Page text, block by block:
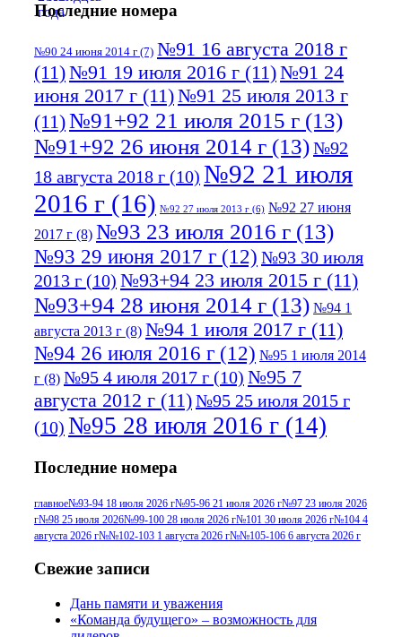
Последние номера
№90 24 июня 2014 г (7) №91 16 августа 2018 г
(11)№91 19 июля 2016 г (11)№91 24
июня 2017 г (11)№91 25 июля 2013 г
(11)№91+92 21 июля 2015 г (13)
№91+92 26 июня 2014 г (13)№92
18 августа 2018 г (10) №92 21 июля
2016 г (16) №92 27 июля 2013 г (6) №92 27 июня
2017 г (8) №93 23 июля 2016 г (13)
№93 29 июня 2017 г (12) №93 30 июля
2013 г (10) №93+94 23 июля 2015 г (11)
№93+94 28 июня 2014 г (13) №94 1
августа 2013 г (8) №94 1 июля 2017 г (11)
№94 26 июля 2016 г (12) №95 1 июля 2014
г (8) №95 4 июля 2017 г (10) №95 7
августа 2012 г (11)№95 25 июля 2015 г
(10) №95 28 июля 2016 г (14)
июля 2017 г(11)№96 9 августа 2012
г(13) №96 28 июля 2015 г(9) №96+97 3
июля 2014 г(10)№96+97 30 июля
июля 2017 г
2012 г(15)№97 30 июля 2015 г
Последние номера
главное№93-94 18 июля 2026 г№95-96 21 июля 2026 г№97 23 июля 2026
г№98 25 июля 2026№99-100 28 июля 2026 г№101 30 июля 2026 г№104 4
августа 2026 г№№102-103 1 августа 2026 г№№105-106 6 августа 2026 г
Свежие записи
Дань памяти и уважения
«Команда будущего» – возможность для